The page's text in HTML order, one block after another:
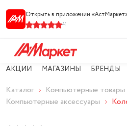
Открыть в приложении
41
АКЦИИ МАГАЗИНЫ БРЕНДЫ
Каталог
Компьютерные
Компьютерные аксессуары